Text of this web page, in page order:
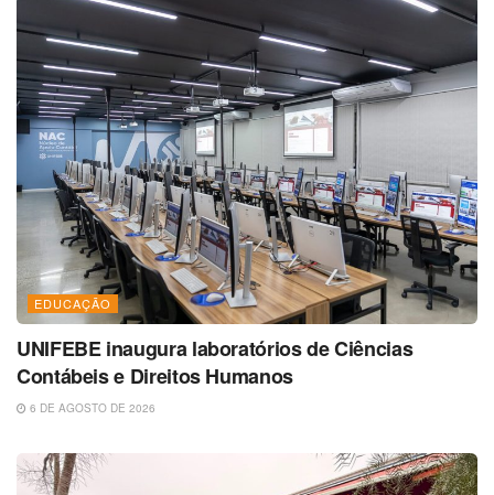
EDUCAÇÃO
UNIFEBE inaugura laboratórios de Ciências
Contábeis e Direitos Humanos
6 DE AGOSTO DE 2026